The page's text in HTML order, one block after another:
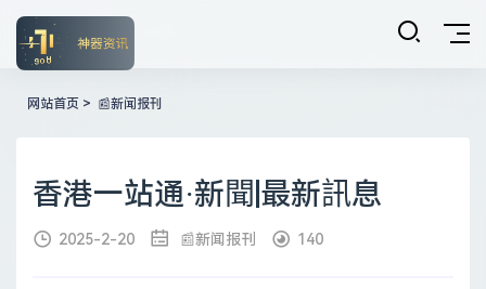
网站首页 > 📰新闻报刊
香港一站通·新聞|最新訊息
2025-2-20 📰新闻报刊 140